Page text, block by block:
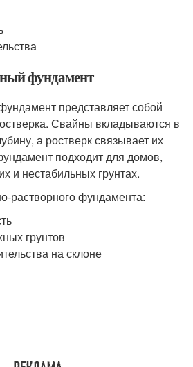
фундамент
представляет собой
Свайны вкладываются в
а ростверк связывает их
подходит для домов,
и нестабильных грунтах.
растворного фундамента:
грунтов
на склоне